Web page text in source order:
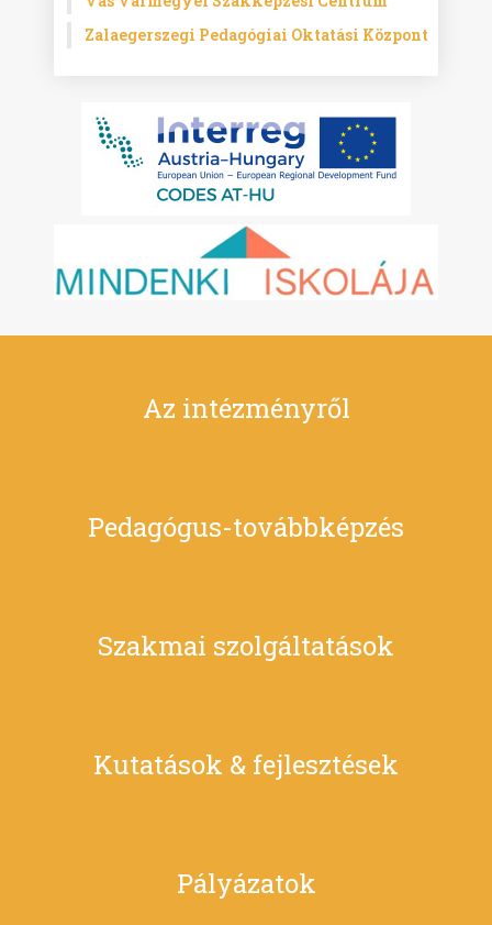
Zalaegerszegi Pedagógiai Oktatási Központ
Az intézményről
Pedagógus-továbbképzés
Szakmai szolgáltatások
Kutatások & fejlesztések
Pályázatok